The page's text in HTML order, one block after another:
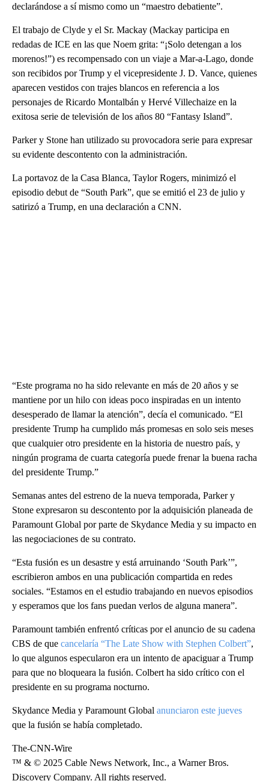
declarándose a sí mismo como un “maestro debatiente”.
El trabajo de Clyde y el Sr. Mackay (Mackay participa en
redadas de ICE en las que Noem grita: “¡Solo detengan a los
morenos!”) es recompensado con un viaje a Mar-a-Lago, donde
son recibidos por Trump y el vicepresidente J. D. Vance, quienes
aparecen vestidos con trajes blancos en referencia a los
personajes de Ricardo Montalbán y Hervé Villechaize en la
exitosa serie de televisión de los años 80 “Fantasy Island”.
Parker y Stone han utilizado su provocadora serie para expresar
su evidente descontento con la administración.
La portavoz de la Casa Blanca, Taylor Rogers, minimizó el
episodio debut de “South Park”, que se emitió el 23 de julio y
satirizó a Trump, en una declaración a CNN.
“Este programa no ha sido relevante en más de 20 años y se
mantiene por un hilo con ideas poco inspiradas en un intento
desesperado de llamar la atención”, decía el comunicado. “El
presidente Trump ha cumplido más promesas en solo seis meses
que cualquier otro presidente en la historia de nuestro país, y
ningún programa de cuarta categoría puede frenar la buena racha
del presidente Trump.”
Semanas antes del estreno de la nueva temporada, Parker y
Stone expresaron su descontento por la adquisición planeada de
Paramount Global por parte de Skydance Media y su impacto en
las negociaciones de su contrato.
“Esta fusión es un desastre y está arruinando ‘South Park’”,
escribieron ambos en una publicación compartida en redes
sociales. “Estamos en el estudio trabajando en nuevos episodios
y esperamos que los fans puedan verlos de alguna manera”.
Paramount también enfrentó críticas por el anuncio de su cadena
CBS de que cancelaría “The Late Show with Stephen Colbert”,
lo que algunos especularon era un intento de apaciguar a Trump
para que no bloqueara la fusión. Colbert ha sido crítico con el
presidente en su programa nocturno.
Skydance Media y Paramount Global anunciaron este jueves
que la fusión se había completado.
The-CNN-Wire
™ & © 2025 Cable News Network, Inc., a Warner Bros.
Discovery Company. All rights reserved.